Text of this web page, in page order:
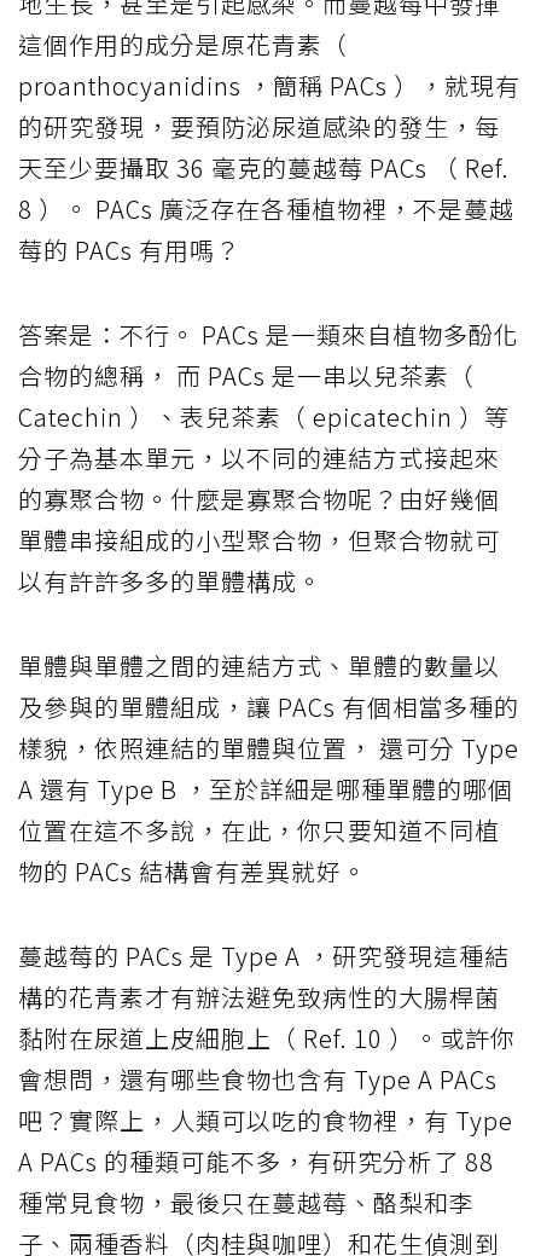
這個作用的成分是原花青素（
proanthocyanidins ，簡稱 PACs ），就現有
的研究發現，要預防泌尿道感染的發生，每
天至少要攝取 36 毫克的蔓越莓 PACs （ Ref.
8 ）。 PACs 廣泛存在各種植物裡，不是蔓越
莓的 PACs 有用嗎？
答案是：不行。 PACs 是一類來自植物多酚化
合物的總稱， 而 PACs 是一串以兒茶素（
Catechin ）、表兒茶素（ epicatechin ）等
分子為基本單元，以不同的連結方式接起來
的寡聚合物。什麼是寡聚合物呢？由好幾個
單體串接組成的小型聚合物，但聚合物就可
以有許許多多的單體構成。
單體與單體之間的連結方式、單體的數量以
及參與的單體組成，讓 PACs 有個相當多種的
樣貌，依照連結的單體與位置， 還可分 Type
A 還有 Type B ，至於詳細是哪種單體的哪個
位置在這不多說，在此，你只要知道不同植
物的 PACs 結構會有差異就好。
蔓越莓的 PACs 是 Type A ，研究發現這種結
構的花青素才有辦法避免致病性的大腸桿菌
黏附在尿道上皮細胞上（ Ref. 10 ）。或許你
會想問，還有哪些食物也含有 Type A PACs
吧？實際上，人類可以吃的食物裡，有 Type
A PACs 的種類可能不多，有研究分析了 88
種常見食物，最後只在蔓越莓、酪梨和李
子、兩種香料（肉桂與咖哩）和花生偵測到